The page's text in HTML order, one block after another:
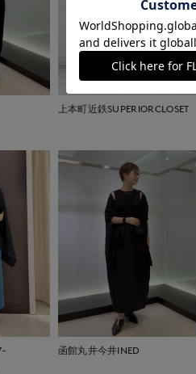
上本町近鉄SUPERIORCLOSET
函館丸井今井INED